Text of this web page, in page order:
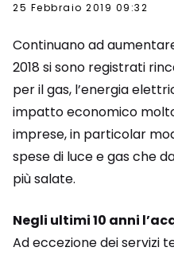
25 Febbraio 2019 09:32
Continuano ad
2018 si sono registrati
per il gas, l’energia
impatto economico
imprese, in particolar
spese di luce e gas che
più salate.
Negli ultimi 10 anni
Ad eccezione dei servizi